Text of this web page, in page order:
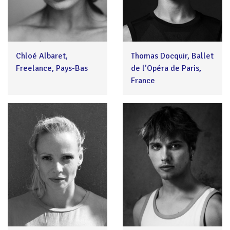
Chloé Albaret,
Freelance, Pays-Bas
Thomas Docquir, Ballet
de l’Opéra de Paris,
France